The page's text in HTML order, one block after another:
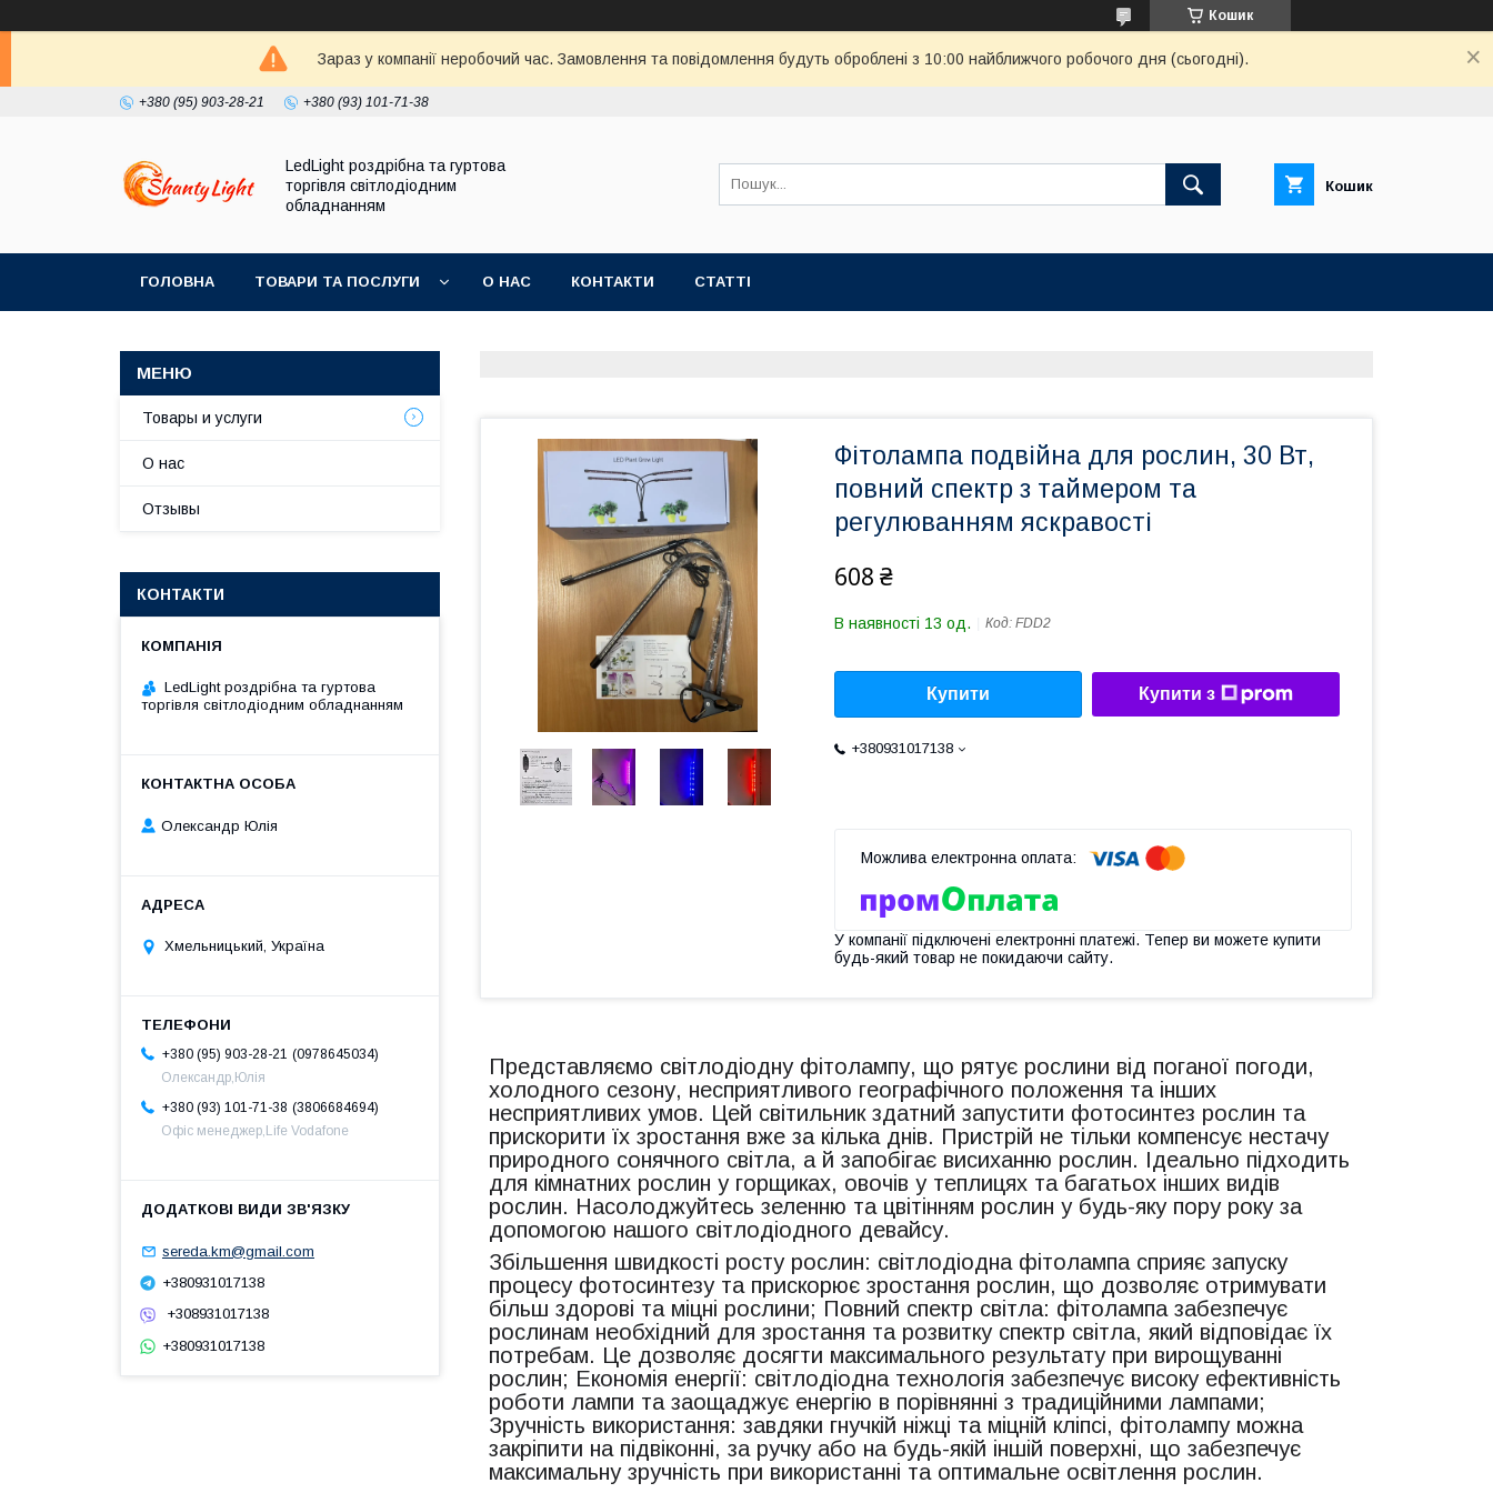
Кошик
Зараз у компанії неробочий час. Замовлення та повідомлення будуть оброблені з 10:00 найближчого робочого дня (сьогодні).
+380 (95) 903-28-21 +380 (93) 101-71-38
LedLight роздрiбна та гуртова
торгiвля свiтлодiодним
обладнанням
Кошик
ГОЛОВНА ТОВАРИ ТА ПОСЛУГИ О НАС КОНТАКТИ СТАТТІ
Фітолампа подвійна для рослин, 30 Вт,
повний спектр з таймером та
регулюванням яскравості
608 ₴
В наявності 13 од. Код: FDD2
Купити Купити з
+380931017138
У компанії підключені електронні платежі. Тепер ви можете купити
будь-який товар не покидаючи сайту.
Представляємо світлодіодну фітолампу, що рятує рослини від поганої погоди,
холодного сезону, несприятливого географічного положення та інших
несприятливих умов. Цей світильник здатний запустити фотосинтез рослин та
прискорити їх зростання вже за кілька днів. Пристрій не тільки компенсує нестачу
природного сонячного світла, а й запобігає висиханню рослин. Ідеально підходить
для кімнатних рослин у горщиках, овочів у теплицях та багатьох інших видів
рослин. Насолоджуйтесь зеленню та цвітінням рослин у будь-яку пору року за
допомогою нашого світлодіодного девайсу.
Збільшення швидкості росту рослин: світлодіодна фітолампа сприяє запуску
процесу фотосинтезу та прискорює зростання рослин, що дозволяє отримувати
більш здорові та міцні рослини; Повний спектр світла: фітолампа забезпечує
рослинам необхідний для зростання та розвитку спектр світла, який відповідає їх
потребам. Це дозволяє досягти максимального результату при вирощуванні
рослин; Економія енергії: світлодіодна технологія забезпечує високу ефективність
роботи лампи та заощаджує енергію в порівнянні з традиційними лампами;
Зручність використання: завдяки гнучкій ніжці та міцній кліпсі, фітолампу можна
закріпити на підвіконні, за ручку або на будь-якій іншій поверхні, що забезпечує
максимальну зручність при використанні та оптимальне освітлення рослин.
Товары и услуги
О нас
Отзывы
КОНТАКТИ
LedLight роздрiбна та гуртова
торгiвля свiтлодiодним обладнанням
Олександр Юлія
Хмельницький, Україна
+380 (95) 903-28-21
0978645034
Олександр,Юлія
+380 (93) 101-71-38
3806684694
Офіс менеджер,Life Vodafone
sereda.km@gmail.com
+380931017138
+308931017138
+380931017138